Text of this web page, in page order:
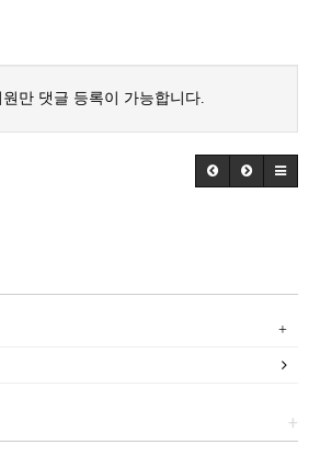
만 댓글 등록이 가능합니다.
+